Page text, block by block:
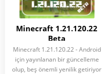
Minecraft 1.21.120.22
Beta
Minecraft 1.21.120.22 - Android
için yayınlanan bir güncelleme
olup, beş önemli yenilik getiriyor